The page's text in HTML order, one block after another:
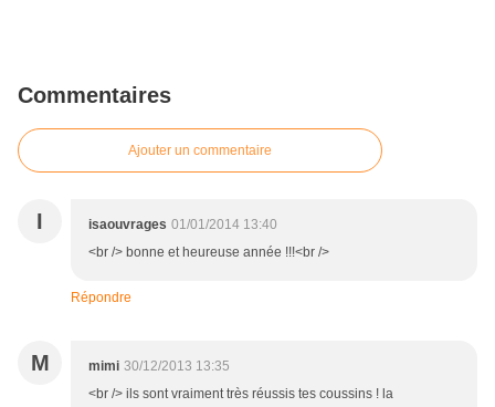
Commentaires
Ajouter un commentaire
I isaouvrages 01/01/2014 13:40
<br /> bonne et heureuse année !!!<br />
Répondre
M mimi 30/12/2013 13:35
<br /> ils sont vraiment très réussis tes coussins ! la